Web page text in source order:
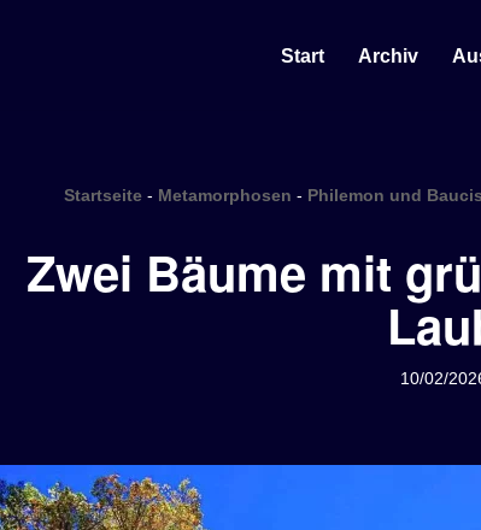
Start Archiv
Startseite- Metamorphosen - Philemon und Baucis
Zwei Bäume mit
10/02/